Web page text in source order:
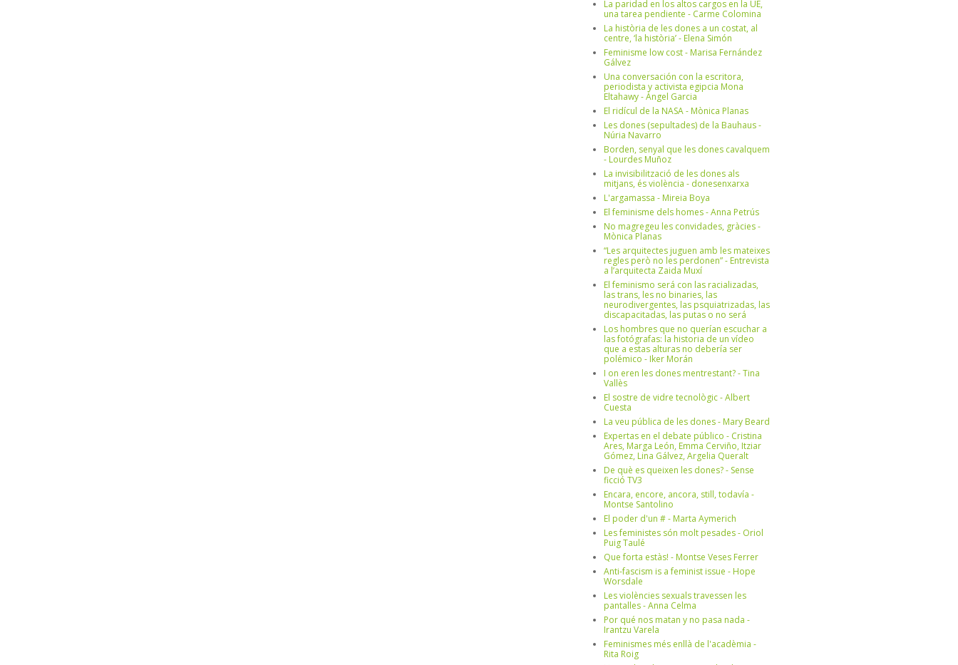
La paridad en los altos cargos en la UE,
una tarea pendiente - Carme Colomina
La història de les dones a un costat, al
centre, ‘la història’ - Elena Simón
Feminisme low cost - Marisa Fernández
Gálvez
Una conversación con la escritora,
periodista y activista egipcia Mona
Eltahawy - Àngel Garcia
El ridícul de la NASA - Mònica Planas
Les dones (sepultades) de la Bauhaus -
Núria Navarro
Borden, senyal que les dones cavalquem
- Lourdes Muñoz
La invisibilització de les dones als
mitjans, és violència - donesenxarxa
L'argamassa - Mireia Boya
El feminisme dels homes - Anna Petrús
No magregeu les convidades, gràcies -
Mònica Planas
“Les arquitectes juguen amb les mateixes
regles però no les perdonen” - Entrevista
a l’arquitecta Zaida Muxí
El feminismo será con las racializadas,
las trans, les no binaries, las
neurodivergentes, las psquiatrizadas, las
discapacitadas, las putas o no será
Los hombres que no querían escuchar a
las fotógrafas: la historia de un vídeo
que a estas alturas no debería ser
polémico - Iker Morán
I on eren les dones mentrestant? - Tina
Vallès
El sostre de vidre tecnològic - Albert
Cuesta
La veu pública de les dones - Mary Beard
Expertas en el debate público - Cristina
Ares, Marga León, Emma Cerviño, Itziar
Gómez, Lina Gálvez, Argelia Queralt
De què es queixen les dones? - Sense
ficció TV3
Encara, encore, ancora, still, todavía -
Montse Santolino
El poder d'un # - Marta Aymerich
Les feministes són molt pesades - Oriol
Puig Taulé
Que forta estàs! - Montse Veses Ferrer
Anti-fascism is a feminist issue - Hope
Worsdale
Les violències sexuals travessen les
pantalles - Anna Celma
Por qué nos matan y no pasa nada -
Irantzu Varela
Feminismes més enllà de l'acadèmia -
Rita Roig